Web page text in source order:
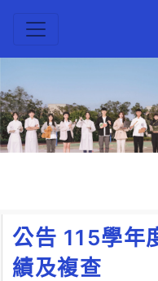
公告 115學年
績及複查